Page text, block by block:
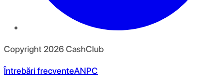
Copyright 2026CashClub
Întrebări frecventeANPC